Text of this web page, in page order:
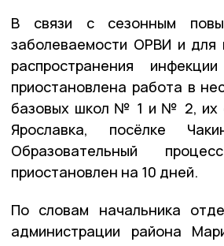
В связи с сезонным
заболеваемости ОРВИ и для
распространения
приостановлена работа в
базовых школ № 1 и № 2, их
Ярославка, посёлке
Образовательный
приостановлен на 10 дней.
По словам начальника
администрации района